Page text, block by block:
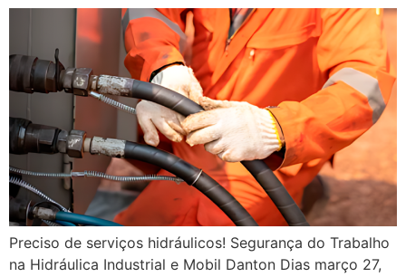
Preciso de serviços hidráulicos! Segurança do Trabalho
na Hidráulica Industrial e Mobil Danton Dias março 27,